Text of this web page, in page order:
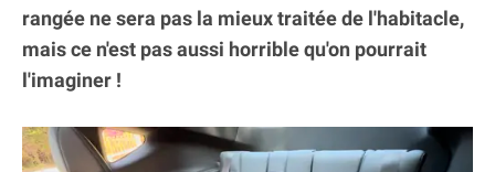
rangée ne sera pas la mieux traitée de l'habitacle,
mais ce n'est pas aussi horrible qu'on pourrait
l'imaginer !